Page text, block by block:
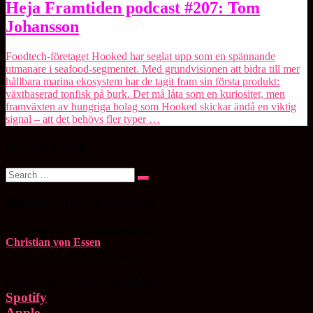
Heja
Framtiden
podcast
Tom
Johansson
Heja Framtiden podcast #207: Tom
Johansson
Foodtech-företaget Hooked har seglat upp som en spännande
utmanare i seafood-segmentet. Med grundvisionen att bidra till mer
hållbara marina ekosystem har de tagit fram sin första produkt:
växtbaserad tonfisk på burk. Det må låta som en kuriositet, men
framväxten av hungriga bolag som Hooked skickar ändå en viktig
signal – att det behövs fler typer …
Search
for:
Search
Christian von Essen
Spotify